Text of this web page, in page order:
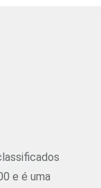
e é uma